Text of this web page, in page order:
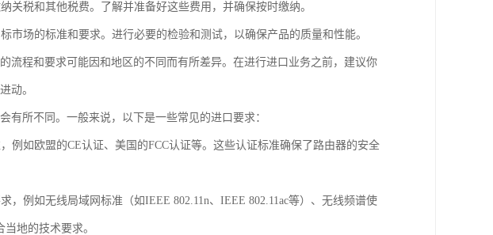
关税和其他税费。了解并准备好这些费用，并确保按时缴纳。
市场的标准和要求。进行必要的检验和测试，以确保产品的质量和性能。
流程和要求可能因和地区的不同而有所差异。在进行进口业务之前，建议你
动。
有所不同。一般来说，以下是一些常见的进口要求：
例如欧盟的CE认证、美国的FCC认证等。这些认证标准确保了路由器的安全
例如无线局域网标准（如IEEE 802.11n、IEEE 802.11ac等）、无线频谱使
地的技术要求。